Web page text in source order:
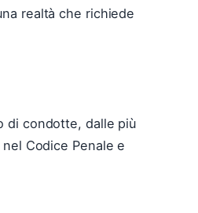
realtà che richiede
di condotte, dalle più
Codice Penale e